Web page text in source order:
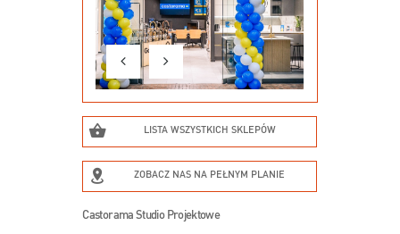
LISTA WSZYSTKICH SKLEPÓW
ZOBACZ NAS NA PEŁNYM PLANIE
Castorama Studio Projektowe